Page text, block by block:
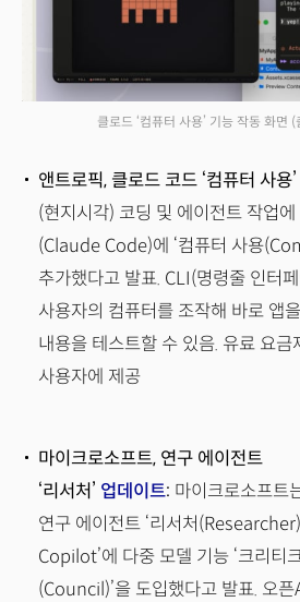
클로드 ‘컴퓨터 사용’ 기능 작동 화면 (
앤트로픽, 클로드 코드 ‘컴퓨터 사용’
(현지시각) 코딩 및 에이전트 작업
(Claude Code)에 ‘컴퓨터 사용
추가했다고 발표. CLI(명령줄 인터
사용자의 컴퓨터를 조작해 바로 앱
내용을 테스트할 수 있음. 유료 요금
사용자에 제공
마이크로소프트, 연구 에이전트
‘리서처’ 업데이트: 마이크로소프트
연구 에이전트 ‘리서처
Copilot’에 다중 모델 기능 ‘크리티
(Council)’을 도입했다고 발표. 오